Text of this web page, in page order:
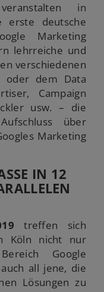
in
erste deutsche
Marketing
lehrreiche und
verschiedenen
oder dem Data
Campaign
usw. – die
über
Marketing
IN 12
treffen sich
Köln nicht nur
Google
all jene, die
Lösungen zu